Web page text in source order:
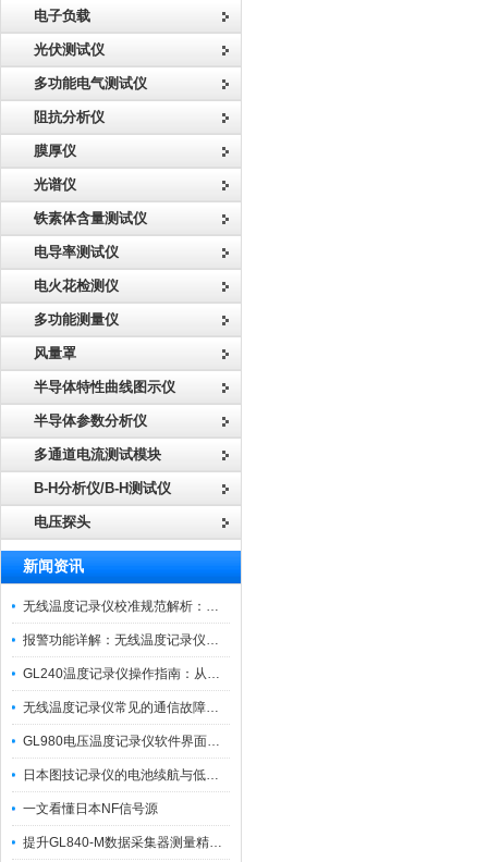
电子负载
光伏测试仪
多功能电气测试仪
阻抗分析仪
膜厚仪
光谱仪
铁素体含量测试仪
电导率测试仪
电火花检测仪
多功能测量仪
风量罩
半导体特性曲线图示仪
半导体参数分析仪
多通道电流测试模块
B-H分析仪/B-H测试仪
电压探头
新闻资讯
无线温度记录仪校准规范解析：从多点比对到不确定度评定的实操流程
报警功能详解：无线温度记录仪的阈值设定与通知机制
GL240温度记录仪操作指南：从开箱、接线到数据导出的标准化流程
无线温度记录仪常见的通信故障诊断与排除指南
GL980电压温度记录仪软件界面功能与使用技巧
日本图技记录仪的电池续航与低功耗模式适用场景分析
一文看懂日本NF信号源
提升GL840-M数据采集器测量精度的操作秘籍